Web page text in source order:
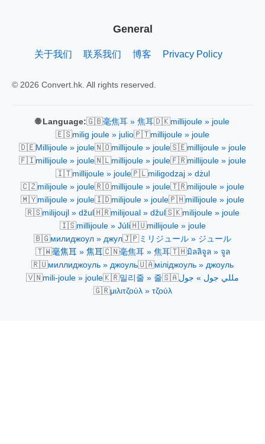
General
关于我们 联系我们 博客 Privacy Policy
© 2026 Convert.hk. All rights reserved.
🌐 Language:🇬🇧毫焦耳 » 焦耳🇩🇰millijoule » joule
🇪🇸milig joule » julio🇵🇹millijoule » joule
🇩🇪Millijoule » joule🇳🇴millijoule » joule🇸🇪millijoule » joule
🇫🇮millijoule » joule🇳🇱millijoule » joule🇫🇷millijoule » joule
🇮🇹millijoule » joule🇵🇱miligodzaj » dżul
🇨🇿milijoule » joule🇷🇴millijoule » joule🇹🇷milijoule » joule
🇲🇾milijoule » joule🇮🇩milijoule » joule🇵🇭millijoule » joule
🇷🇸milijoujl » džul 🇭🇷milijoual » džul 🇸🇰milijoule » joule
🇮🇸millijoule » Júli🇭🇺millijoule » joule
🇧🇬милиджоул » джул🇯🇵ミリジュール » ジュール
🇹🇼毫焦耳 » 焦耳 🇨🇳毫焦耳 » 焦耳🇹🇭มิลลิจูล » จูล
🇷🇺миллиджоуль » джоуль🇺🇦міліджоуль » джоуль
🇻🇳mili-joule » joule🇰🇷밀리줄 » 줄🇸🇦مللي جول » جول
🇬🇷μιλιτζούλ » τζούλ